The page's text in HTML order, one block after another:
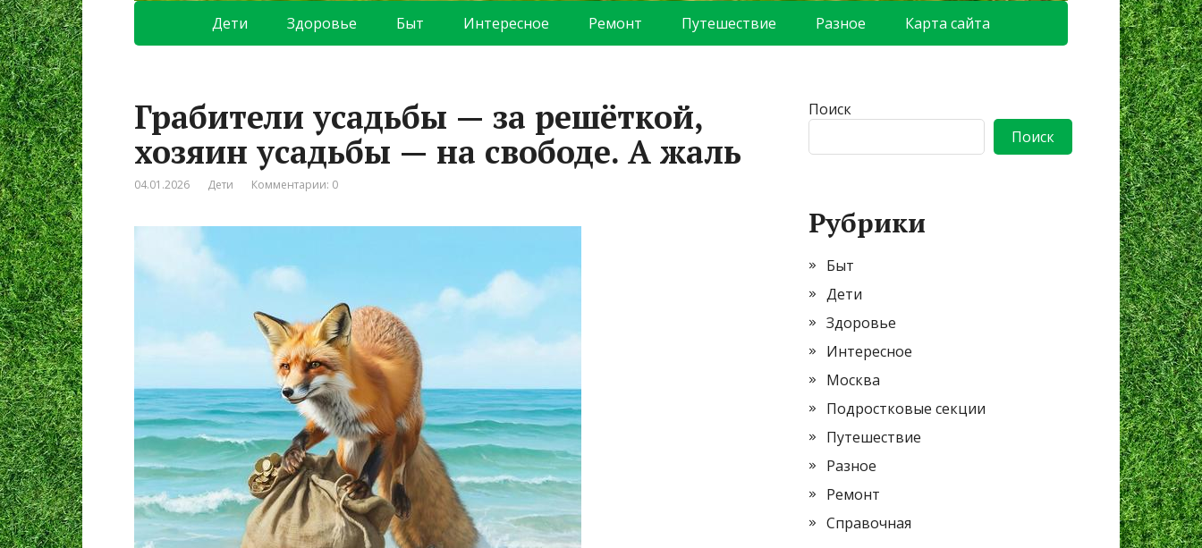
Дети Здоровье Быт Интересное Ремонт Путешествие Разное Карта сайта
Грабители усадьбы — за решёткой,
хозяин усадьбы — на свободе. А жаль
04.01.2026 Дети Комментарии: 0
Поиск
Поиск
Рубрики
Быт
Дети
Здоровье
Интересное
Москва
Подростковые секции
Путешествие
Разное
Ремонт
Справочная